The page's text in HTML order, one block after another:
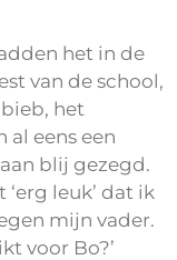
het in de
van de school,
het
al eens een
blij gezegd.
leuk’ dat ik
mijn vader.
voor Bo?’